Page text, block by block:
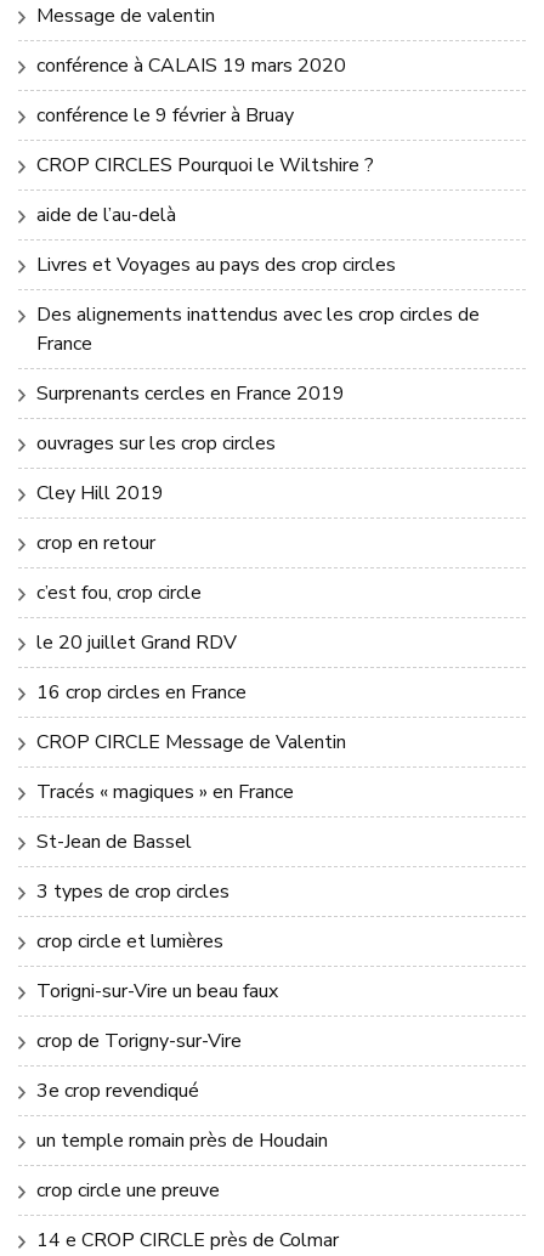
Message de valentin
conférence à CALAIS 19 mars 2020
conférence le 9 février à Bruay
CROP CIRCLES Pourquoi le Wiltshire ?
aide de l’au-delà
Livres et Voyages au pays des crop circles
Des alignements inattendus avec les crop circles de
France
Surprenants cercles en France 2019
ouvrages sur les crop circles
Cley Hill 2019
crop en retour
c’est fou, crop circle
le 20 juillet Grand RDV
16 crop circles en France
CROP CIRCLE Message de Valentin
Tracés « magiques » en France
St-Jean de Bassel
3 types de crop circles
crop circle et lumières
Torigni-sur-Vire un beau faux
crop de Torigny-sur-Vire
3e crop revendiqué
un temple romain près de Houdain
crop circle une preuve
14 e CROP CIRCLE près de Colmar